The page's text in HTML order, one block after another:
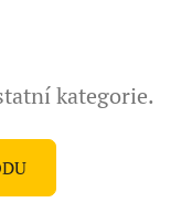
kategorie.